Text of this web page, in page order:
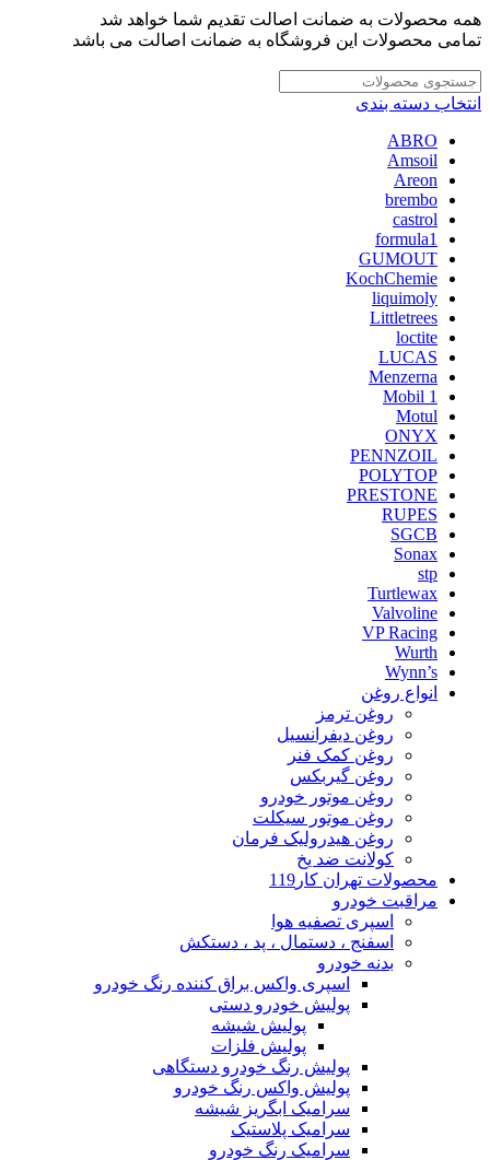
همه محصولات به ضمانت اصالت تقدیم شما خواهد شد
تمامی محصولات این فروشگاه به ضمانت اصالت می باشد
انتخاب دسته بندی
ABRO
Amsoil
Areon
brembo
castrol
formula1
GUMOUT
KochChemie
liquimoly
Littletrees
loctite
LUCAS
Menzerna
Mobil 1
Motul
ONYX
PENNZOIL
POLYTOP
PRESTONE
RUPES
SGCB
Sonax
stp
Turtlewax
Valvoline
VP Racing
Wurth
Wynn’s
انواع روغن
روغن ترمز
روغن دیفرانسیل
روغن کمک فنر
روغن گیربکس
روغن موتور خودرو
روغن موتور سیکلت
روغن هیدرولیک فرمان
کولانت ضد یخ
محصولات تهران کار119
مراقبت خودرو
اسپری تصفیه هوا
اسفنج ، دستمال ، پد ، دستکش
بدنه خودرو
اسپری واکس براق کننده رنگ خودرو
پولیش خودرو دستی
پولیش شیشه
پولیش فلزات
پولیش رنگ خودرو دستگاهی
پولیش واکس رنگ خودرو
سرامیک ابگریز شیشه
سرامیک پلاستیک
سرامیک رنگ خودرو